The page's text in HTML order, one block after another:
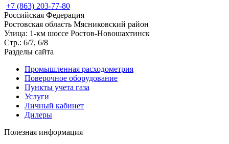
+7 (863) 203-77-80
Российская Федерация
Ростовская область Мясниковский район
Улица: 1-км шоссе Ростов-Новошахтинск
Стр.: 6/7, 6/8
Разделы сайта
Промышленная расходометрия
Поверочное оборудование
Пункты учета газа
Услуги
Личный кабинет
Дилеры
Полезная информация